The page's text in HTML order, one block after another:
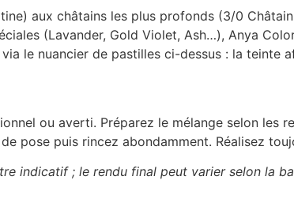
aux châtains les plus profonds (3/0
(Lavander, Gold Violet, Ash…), Anya
le nuancier de pastilles ci-dessus : la teinte
ou averti. Préparez le mélange selon les
pose puis rincez abondamment. Réalisez
indicatif ; le rendu final peut varier selon la